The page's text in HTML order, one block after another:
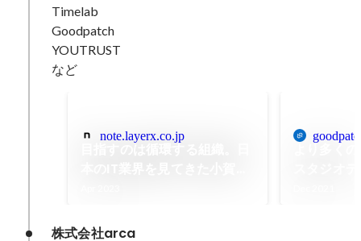
Timelab
Goodpatch
YOUTRUST
など
note.layerx.co.jp
株式会社arca